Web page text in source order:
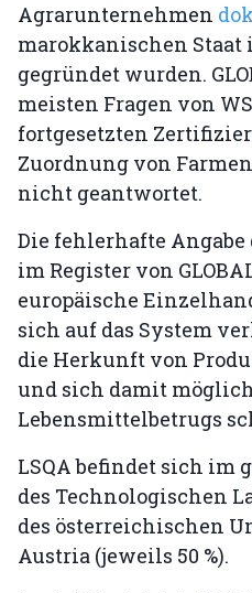
Agrarunternehmen
marokkanischen Staat
gegründet wurden.
meisten Fragen von
fortgesetzten
Zuordnung von
nicht geantwortet.
Die fehlerhafte
im Register von
europäische
sich auf das System
die Herkunft von
und sich damit
Lebensmittelbetrugs
LSQA befindet sich im
des Technologischen
des österreichischen
Austria (jeweils 50 %).